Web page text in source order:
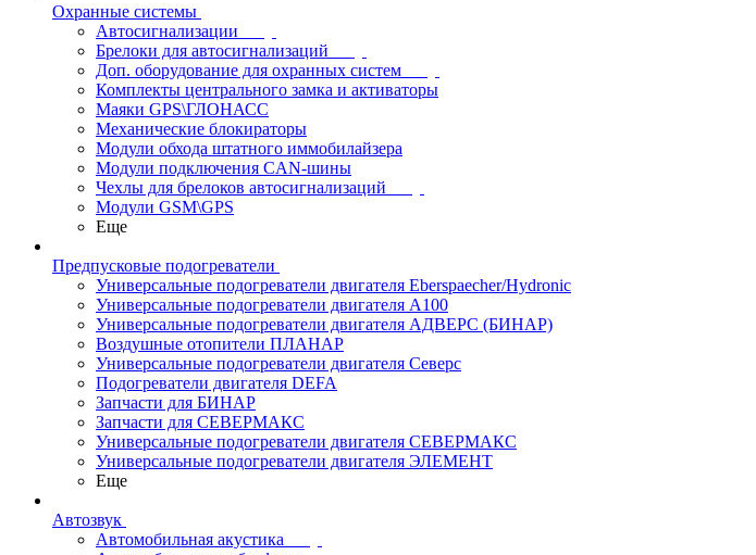
Охранные системы
Автосигнализации
Брелоки для автосигнализаций
Доп. оборудование для охранных систем
Комплекты центрального замка и активаторы
Маяки GPS\ГЛОНАСС
Механические блокираторы
Модули обхода штатного иммобилайзера
Модули подключения CAN-шины
Чехлы для брелоков автосигнализаций
Модули GSM\GPS
Еще
Предпусковые подогреватели
Универсальные подогреватели двигателя Eberspaecher/Hydronic
Универсальные подогреватели двигателя A100
Универсальные подогреватели двигателя АДВЕРС (БИНАР)
Воздушные отопители ПЛАНАР
Универсальные подогреватели двигателя Северс
Подогреватели двигателя DEFA
Запчасти для БИНАР
Запчасти для СЕВЕРМАКС
Универсальные подогреватели двигателя СЕВЕРМАКС
Универсальные подогреватели двигателя ЭЛЕМЕНТ
Еще
Автозвук
Автомобильная акустика